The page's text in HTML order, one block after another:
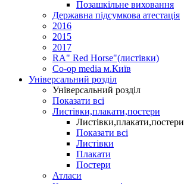
Позашкільне виховання
Державна підсумкова атестація
2016
2015
2017
RA" Red Horse"(листівки)
Co-op media м.Київ
Універсальний розділ
Універсальний розділ
Показати всі
Листівки,плакати,постери
Листівки,плакати,постери
Показати всі
Листівки
Плакати
Постери
Атласи